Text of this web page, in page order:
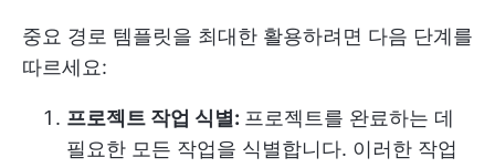
중요 경로 템플릿을 최대한 활용하려면 다음 단계를
따르세요:
프로젝트 작업 식별: 프로젝트를 완료하는 데
필요한 모든 작업을 식별합니다. 이러한 작업